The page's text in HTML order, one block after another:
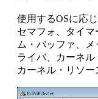
使用するOSに応
セマフォ、タイ
ム・バッファ、
ライバ、カーネ
カーネル・リソー